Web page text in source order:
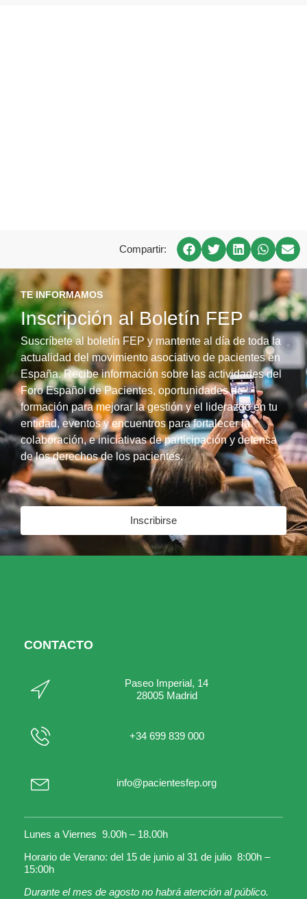
Compartir:
TE INFORMAMOS
Inscripción al Boletín FEP
Suscríbete al boletín FEP y mantente al día de toda la
actualidad del movimiento asociativo de pacientes en
España. Recibe información sobre las actividades del
Foro Español de Pacientes, oportunidades de
formación para mejorar la gestión y el liderazgo en tu
entidad, eventos y encuentros para fortalecer la
colaboración, e iniciativas de participación y defensa
de los derechos de los pacientes.
Inscribirse
CONTACTO
Paseo Imperial, 14
28005 Madrid
+34 699 839 000
info@pacientesfep.org
Lunes a Viernes 9.00h – 18.00h
Horario de Verano: del 15 de junio al 31 de julio 8:00h –
15:00h
Durante el mes de agosto no habrá atención al público.